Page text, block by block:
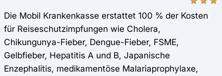
Die Mobil Krankenkasse erstattet 100 % der Kosten
für Reiseschutzimpfungen wie Cholera,
Chikungunya-Fieber, Dengue-Fieber, FSME,
Gelbfieber, Hepatitis A und B, Japanische
Enzephalitis, medikamentöse Malariaprophylaxe,